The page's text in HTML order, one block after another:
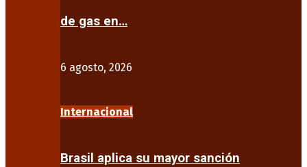
de gas en…
6 agosto, 2026
Internacional
Brasil aplica su mayor sanción